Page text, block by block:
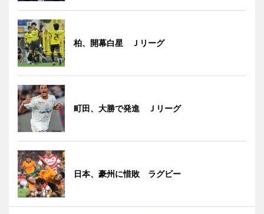
柏、開幕白星 Ｊリーグ
町田、大勝で発進 Ｊリーグ
日本、豪州に惜敗 ラグビー